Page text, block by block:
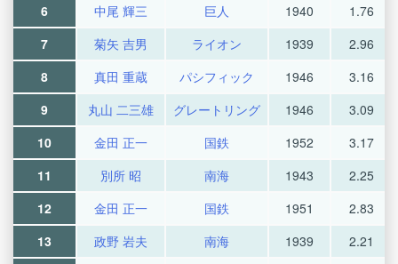
6
中尾 輝三 巨人 1940
1.76
7
菊矢 吉男 ライオン 1939
2.96
8
真田 重蔵 パシフィック 1946
3.16
9
丸山 二三雄 グレートリング 1946
3.09
10
金田 正一 国鉄 1952
3.17
11
別所 昭 南海 1943
2.25
12
金田 正一 国鉄 1951
2.83
13
政野 岩夫 南海 1939
2.21